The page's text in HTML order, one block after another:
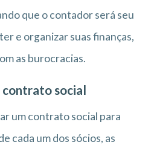
que o contador será seu
e organizar suas finanças,
as burocracias.
contrato social
um contrato social para
cada um dos sócios, as